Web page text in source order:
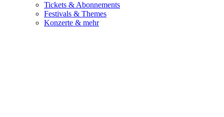
Tickets & Abonnements
Festivals & Themes
Konzerte & mehr